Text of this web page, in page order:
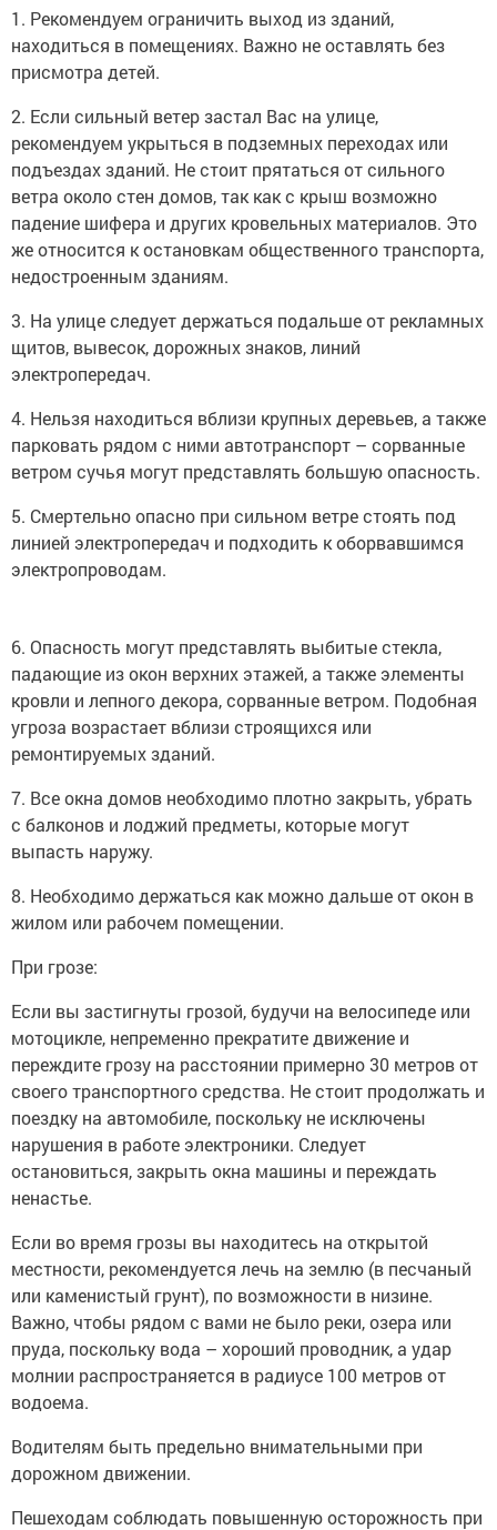
1. Рекомендуем ограничить выход из зданий,
находиться в помещениях. Важно не оставлять без
присмотра детей.
2. Если сильный ветер застал Вас на улице,
рекомендуем укрыться в подземных переходах или
подъездах зданий. Не стоит прятаться от сильного
ветра около стен домов, так как с крыш возможно
падение шифера и других кровельных материалов. Это
же относится к остановкам общественного транспорта,
недостроенным зданиям.
3. На улице следует держаться подальше от рекламных
щитов, вывесок, дорожных знаков, линий
электропередач.
4. Нельзя находиться вблизи крупных деревьев, а также
парковать рядом с ними автотранспорт – сорванные
ветром сучья могут представлять большую опасность.
5. Смертельно опасно при сильном ветре стоять под
линией электропередач и подходить к оборвавшимся
электропроводам.
6. Опасность могут представлять выбитые стекла,
падающие из окон верхних этажей, а также элементы
кровли и лепного декора, сорванные ветром. Подобная
угроза возрастает вблизи строящихся или
ремонтируемых зданий.
7. Все окна домов необходимо плотно закрыть, убрать
с балконов и лоджий предметы, которые могут
выпасть наружу.
8. Необходимо держаться как можно дальше от окон в
жилом или рабочем помещении.
При грозе:
Если вы застигнуты грозой, будучи на велосипеде или
мотоцикле, непременно прекратите движение и
переждите грозу на расстоянии примерно 30 метров от
своего транспортного средства. Не стоит продолжать и
поездку на автомобиле, поскольку не исключены
нарушения в работе электроники. Следует
остановиться, закрыть окна машины и переждать
ненастье.
Если во время грозы вы находитесь на открытой
местности, рекомендуется лечь на землю (в песчаный
или каменистый грунт), по возможности в низине.
Важно, чтобы рядом с вами не было реки, озера или
пруда, поскольку вода – хороший проводник, а удар
молнии распространяется в радиусе 100 метров от
водоема.
Водителям быть предельно внимательными при
дорожном движении.
Пешеходам соблюдать повышенную осторожность при